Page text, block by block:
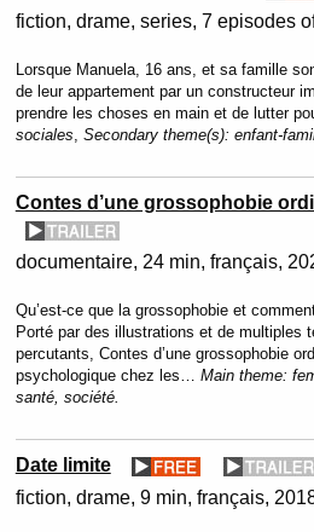
fiction drame series 7 episodes
Lorsque Manuela, 16 ans, et sa famille
de leur appartement par un constructeur
prendre les choses en main et de lutter
sociales, Secondary theme(s): enfant-
Contes d’une grossophobie
documentaire 24 min français
Qu’est-ce que la grossophobie et
Porté par des illustrations et de multiples
percutants, Contes d’une grossophobie
psychologique chez les… Main theme:
santé, société.
Date limite
fiction drame 9 min français